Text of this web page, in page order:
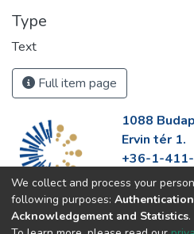
Type
Text
Full item page
1088
Ervin tér 1.
+36-1-
https://
We collect and process your
following purposes:
Acknowledgement and Statistics.